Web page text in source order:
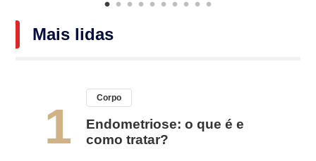
Mais lidas
1
Corpo
Endometriose: o que é e
como tratar?